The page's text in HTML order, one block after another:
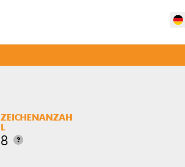
ZEICHENANZAH
L
8 ?